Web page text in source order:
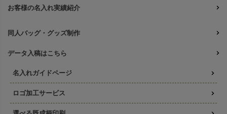
お客様の名入れ実績紹介
同人バッグ・グッズ制作
データ入稿はこちら
名入れガイドページ
ロゴ加工サービス